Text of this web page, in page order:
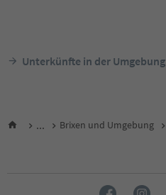
Unterkünfte in der Umgebung
... Brixen und Umgebung